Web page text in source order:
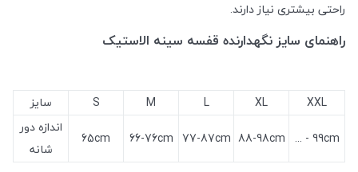
راحتی بیشتری نیاز دارند.
راهنمای سایز نگهدارنده قفسه سینه الاستیک
XXL
XL
L
M
S
سایز
99cm - ...
88-98cm
77-87cm
66-76cm
65cm
اندازه دور
شانه